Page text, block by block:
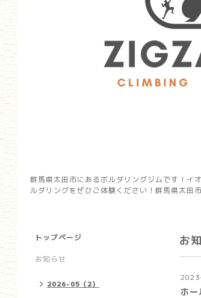
群馬県太田市にあるボルダリングジムです！イ
ルダリングをぜひご体験ください！群馬県太
お
ホ
トップページ
お知らせ
2026-05（2）